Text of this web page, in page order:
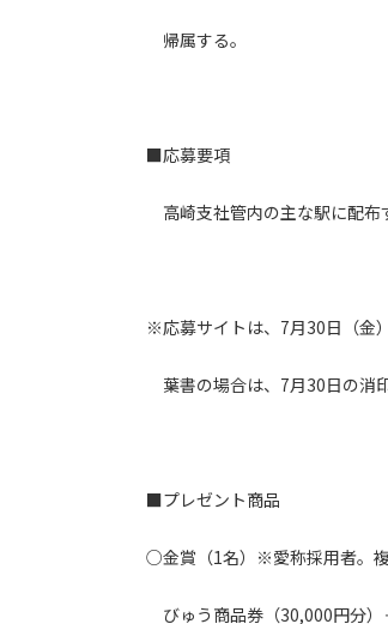
帰属する。
■応募要項
高崎支社管内の主な駅に配布
※応募サイトは、7月30日（金
葉書の場合は、7月30日の消
■プレゼント商品
○金賞（1名）※愛称採用者。
びゅう商品券（30,000円分